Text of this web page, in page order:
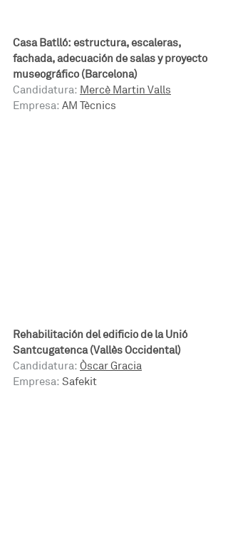
Casa Batlló: estructura, escaleras,
fachada, adecuación de salas y proyecto
museográfico (Barcelona)
Candidatura: Mercè Martin Valls
Empresa: AM Tècnics
Rehabilitación del edificio de la Unió
Santcugatenca (Vallès Occidental)
Candidatura: Òscar Gracia
Empresa: Safekit